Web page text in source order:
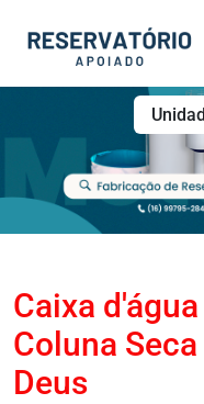
Caixa
Coluna
Deus